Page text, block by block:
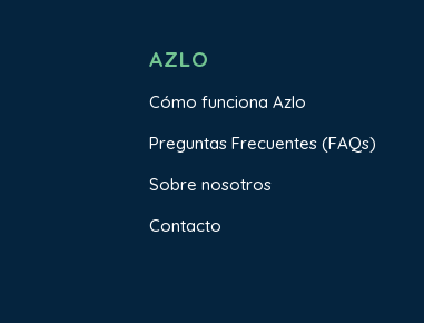
AZLO
Cómo funciona Azlo
Preguntas Frecuentes (FAQs)
Sobre nosotros
Contacto